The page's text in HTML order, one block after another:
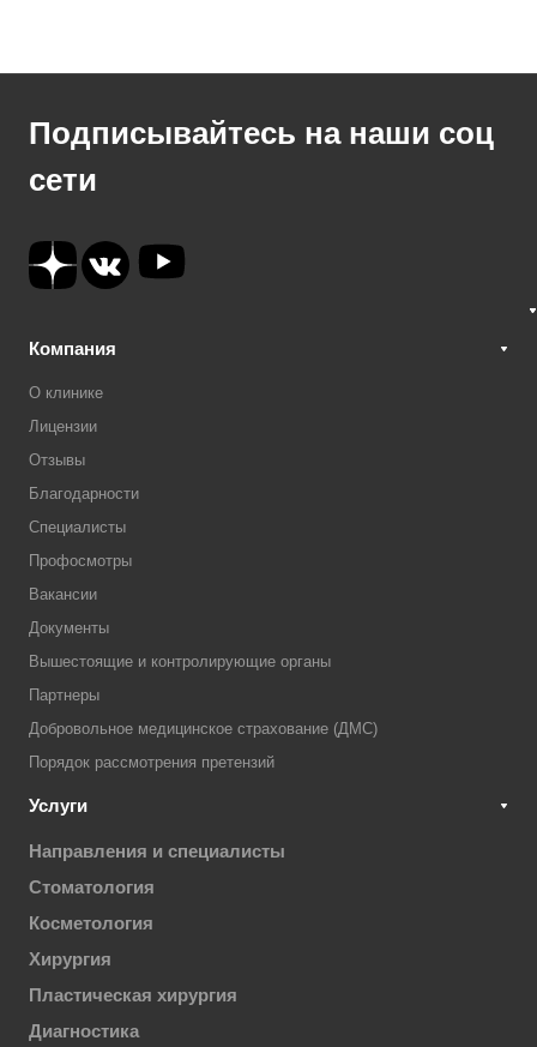
Подписывайтесь на наши соц
сети
Компания
О клинике
Лицензии
Отзывы
Благодарности
Специалисты
Профосмотры
Вакансии
Документы
Вышестоящие и контролирующие органы
Партнеры
Добровольное медицинское страхование (ДМС)
Порядок рассмотрения претензий
Услуги
Направления и специалисты
Стоматология
Косметология
Хирургия
Пластическая хирургия
Диагностика